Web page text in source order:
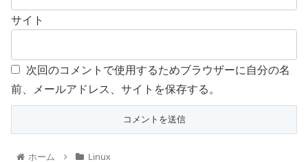
サイト
次回のコメントで使用するためブラウザーに自分の名
前、メールアドレス、サイトを保存する。
ホーム Linux